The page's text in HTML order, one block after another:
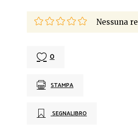
Nessuna
0
STAMPA
SEGNALIBRO